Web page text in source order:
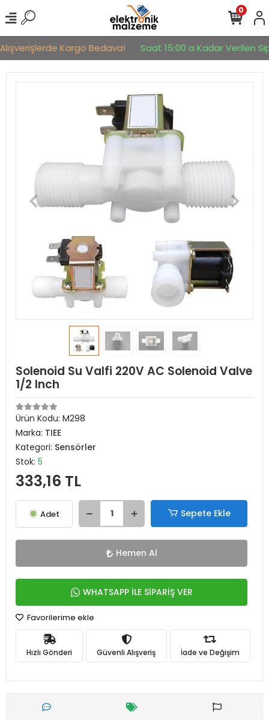
Kargo Bedava! Saat 15:00 a Kadar Verilen
0
Solenoid Su Valfi 220V AC Solenoid Valve
1/2 Inch
Ürün Kodu: M298
Marka: TIEE
Kategori: Sensörler
Stok: 5
333,16 TL
Adet Sepete Ekle
Hemen Al
WHATSAPP İLE SİPARİŞ VER
Favorilerime ekle
Hızlı Gönderi Güvenli Alışveriş İade ve Değişim